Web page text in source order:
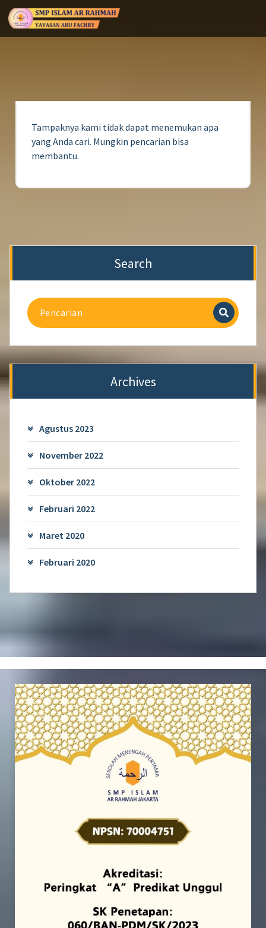
Tampaknya kami tidak dapat menemukan apa
yang Anda cari. Mungkin pencarian bisa
membantu.
Search
Archives
Agustus 2023
November 2022
Oktober 2022
Februari 2022
Maret 2020
Februari 2020